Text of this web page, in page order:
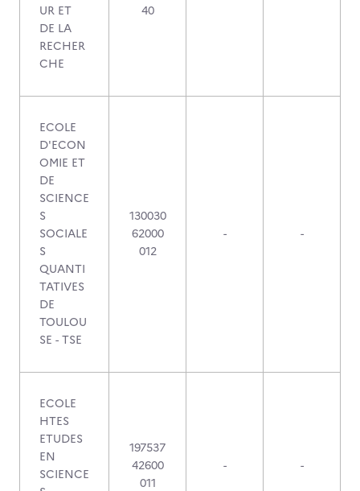
UR ET
DE LA
RECHER
CHE
40
ECOLE
D'ECON
OMIE ET
DE
SCIENCE
S
SOCIALE
S
QUANTI
TATIVES
DE
TOULOU
SE - TSE
130030
62000
012
- -
ECOLE
HTES
ETUDES
EN
SCIENCE
197537
42600
011
- -